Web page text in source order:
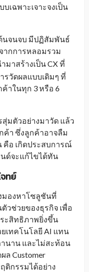
เฉพาะเจาะจงเป็น
ต้นจนจบ มีปฏิสัมพันธ์
ากการหลอมรวม
มาสร้างเป็น CX ที่
วัดผลแบบเดิมๆ ที่
าในทุก 3 หรือ 6
สุ่มตัวอย่างมาวัด แล้ว
ค้า ซึ่งลูกค้าอาจลืม
คือ เกิดประสบการณ์
ด์จะแก้ไขได้ทัน
ทย์
มองหาโซลูชันที่
วช่วยของธุรกิจ เพื่อ
ะสิทธิภาพยิ่งขึ้น
เทคโนโลยี AI แทน
านาน และไม่สะท้อน
ล Customer
ติกรรมได้อย่าง